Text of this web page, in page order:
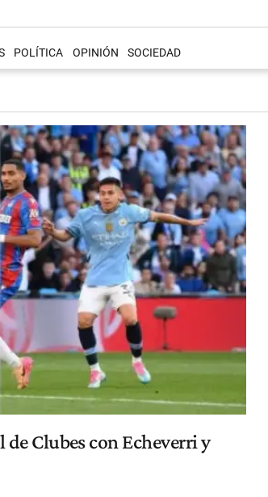
POLÍTICA OPINIÓN SOCIEDAD
Clubes con Echeverri y